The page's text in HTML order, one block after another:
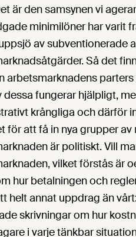
är den samsynen vi
minimilöner har varit
av subventionerade
Så det
arbetsmarknadens
dessa fungerar hjälpligt,
krångliga och därför
för att få in nya grupper
är politiskt. Vill
vilket förstås är
hur betalningen och
helt annat uppdrag än
skrivningar om hur
i varje tänkbar